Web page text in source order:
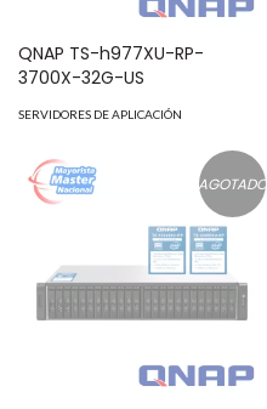
QNAP TS-h977XU-RP-
3700X-32G-US
SERVIDORES DE APLICACIÓN
AGOTADO